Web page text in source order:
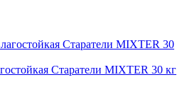
Cтаратели MIXTER 30 кг